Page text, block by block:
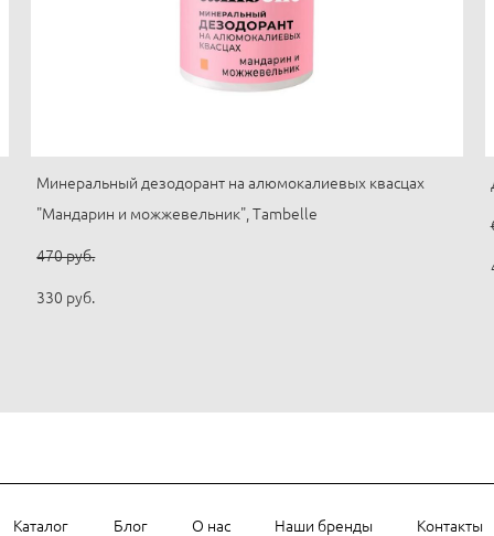
Минеральный дезодорант на алюмокалиевых квасцах
"Мандарин и можжевельник", Tambelle
470 pуб.
330 pуб.
Каталог Блог О нас Наши бренды Контакты